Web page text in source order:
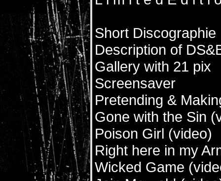
Short Discographie
Description of
Gallery with 21 pix
Screensaver
Pretending &
Gone with the Sin
Poison Girl (video)
Right here in my
Wicked Game